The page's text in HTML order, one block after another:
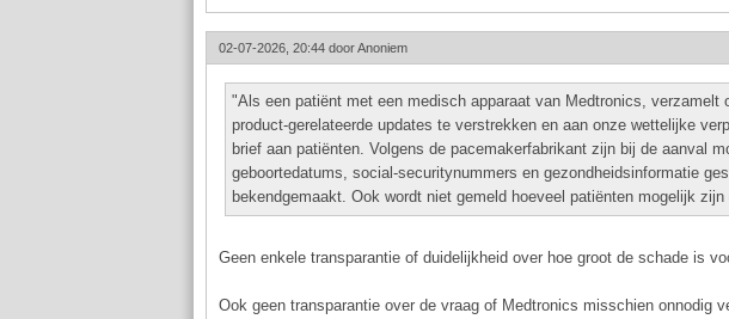
02-07-2026, 20:44 doorAnoniem
"Als een patiënt met een medisch apparaat van Medtronics, verzamelt
product-gerelateerde updates te verstrekken en aan onze wettelijke
brief aan patiënten. Volgens de pacemakerfabrikant zijn bij de aanval
geboortedatums, social-securitynummers en gezondheidsinformatie
bekendgemaakt. Ook wordt niet gemeld hoeveel patiënten mogelijk zijn
Geen enkele transparantie of duidelijkheid over hoe groot de schade is
Ook geen transparantie over de vraag of Medtronics misschien onnodig